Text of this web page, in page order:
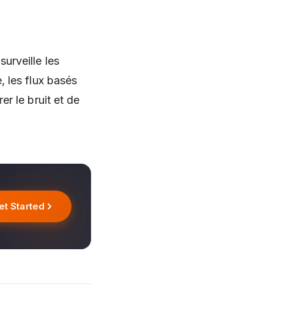
les
les flux basés
le bruit et de
Started